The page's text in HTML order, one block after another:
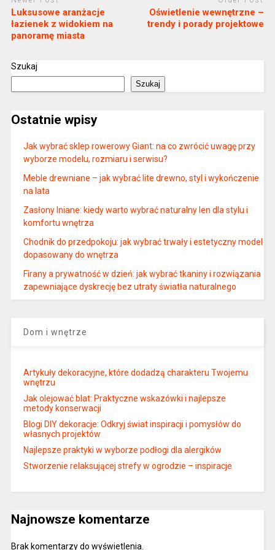
Luksusowe aranżacje
łazienek z widokiem na
panoramę miasta
Oświetlenie wewnętrzne –
trendy i porady projektowe
Szukaj
Szukaj
Ostatnie wpisy
Jak wybrać sklep rowerowy Giant: na co zwrócić uwagę przy
wyborze modelu, rozmiaru i serwisu?
Meble drewniane – jak wybrać lite drewno, styl i wykończenie
na lata
Zasłony lniane: kiedy warto wybrać naturalny len dla stylu i
komfortu wnętrza
Chodnik do przedpokoju: jak wybrać trwały i estetyczny model
dopasowany do wnętrza
Firany a prywatność w dzień: jak wybrać tkaniny i rozwiązania
zapewniające dyskrecję bez utraty światła naturalnego
Dom i wnętrze
Artykuły dekoracyjne, które dodadzą charakteru Twojemu
wnętrzu
Jak olejować blat: Praktyczne wskazówki i najlepsze
metody konserwacji
Blogi DIY dekoracje: Odkryj świat inspiracji i pomysłów do
własnych projektów
Najlepsze praktyki w wyborze podłogi dla alergików
Stworzenie relaksującej strefy w ogrodzie – inspiracje
Najnowsze komentarze
Brak komentarzy do wyświetlenia.